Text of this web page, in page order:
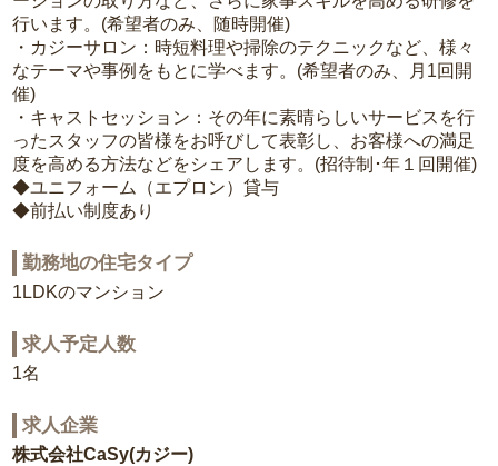
行います。(希望者のみ、随時開催)
・カジーサロン：時短料理や掃除のテクニックなど、様々
なテーマや事例をもとに学べます。(希望者のみ、月1回開
催)
・キャストセッション：その年に素晴らしいサービスを行
ったスタッフの皆様をお呼びして表彰し、お客様への満足
度を高める方法などをシェアします。(招待制･年１回開催)
◆ユニフォーム（エプロン）貸与
◆前払い制度あり
勤務地の住宅タイプ
1LDKのマンション
求人予定人数
1名
求人企業
株式会社CaSy(カジー)